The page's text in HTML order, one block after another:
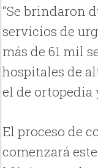
“Se brindaron
servicios de
más de 61 mil
hospitales de
el de ortopedia
El proceso de
comenzará